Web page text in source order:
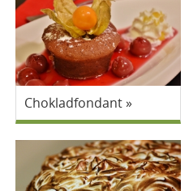
Chokladfondant